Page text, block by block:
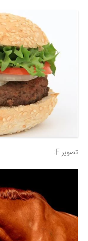
تصویر F: